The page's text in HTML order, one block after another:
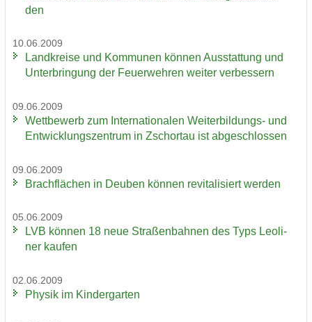
den
10.06.2009
Land­krei­se und Kom­mu­nen kön­nen Aus­stat­tung und
Un­ter­brin­gung der Feu­er­weh­ren wei­ter ver­bes­sern
09.06.2009
Wett­be­werb zum In­ter­na­tio­na­len Weiterbildungs-​ und
Ent­wick­lungs­zen­trum in Zschor­tau ist ab­ge­schlos­sen
09.06.2009
Brach­flä­chen in Deu­ben kön­nen re­vi­ta­li­siert wer­den
05.06.2009
LVB kön­nen 18 neue Stra­ßen­bah­nen des Typs Leo­li­
ner kau­fen
02.06.2009
Phy­sik im Kin­der­gar­ten